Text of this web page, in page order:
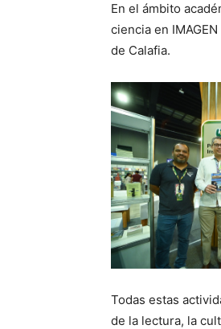
En el ámbito
ciencia en
de Calafia.
Todas estas
de la lectura, la